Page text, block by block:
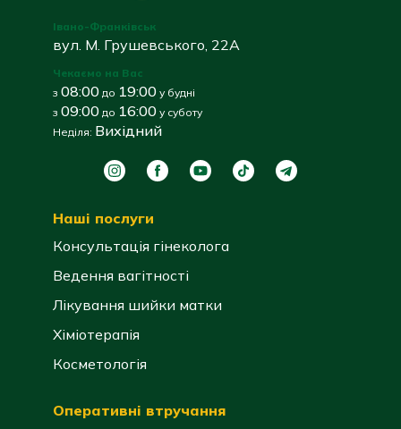
Івано-Франківськ
вул. М. Грушевського, 22А
Чекаємо на Вас
з 08:00 до 19:00 у будні
з 09:00 до 16:00 у суботу
Неділя: Вихідний
Наші послуги
Консультація гінеколога
Ведення вагітності
Лікування шийки матки
Хіміотерапія
Косметологія
Оперативні втручання